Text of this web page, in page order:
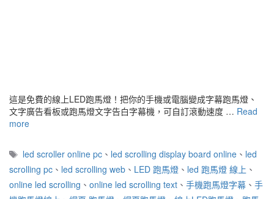
這是免費的線上LED跑馬燈！把你的手機或電腦變成字幕跑馬燈、
文字廣告看板或跑馬燈文字告白字幕機，可自訂滾動速度 … Read
more
標
籤
led scroller online pc 、 led scrolling display board online 、 led
scrolling pc 、 led scrolling web 、 LED 跑馬燈 、 led 跑馬燈 線上 、
online led scrolling 、 online led scrolling text 、 手機跑馬燈字幕 、 手